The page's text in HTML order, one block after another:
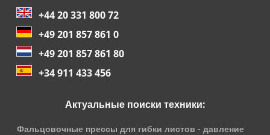
+44 20 331 800 72
+49 201 857 861 0
+49 201 857 861 80
+34 911 433 456
Актуальные поиски техники:
Фальцовочные прессы для гибки листов - давление